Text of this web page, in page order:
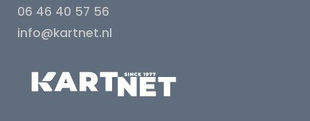
06 46 40 57 56
info@kartnet.nl